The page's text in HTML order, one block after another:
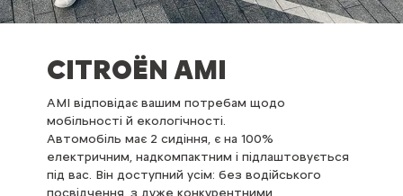
CITROËN AMI
AMI відповідає вашим потребам щодо
мобільності й екологічності.
Автомобіль має 2 сидіння, є на 100%
електричним, надкомпактним і підлаштовується
під вас. Він доступний усім: без водійського